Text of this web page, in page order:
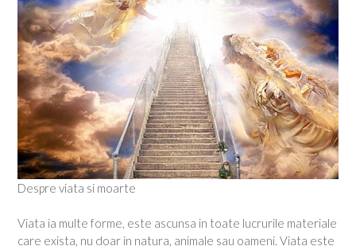
Despre viata si moarte
Viata ia multe forme, este ascunsa in toate lucrurile materiale
care exista, nu doar in natura, animale sau oameni. Viata este